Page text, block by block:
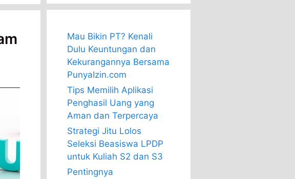
Mau Bikin PT? Kenali
Dulu Keuntungan dan
Kekurangannya Bersama
PunyaIzin.com
Tips Memilih Aplikasi
Penghasil Uang yang
Aman dan Terpercaya
Strategi Jitu Lolos
Seleksi Beasiswa LPDP
untuk Kuliah S2 dan S3
Pentingnya